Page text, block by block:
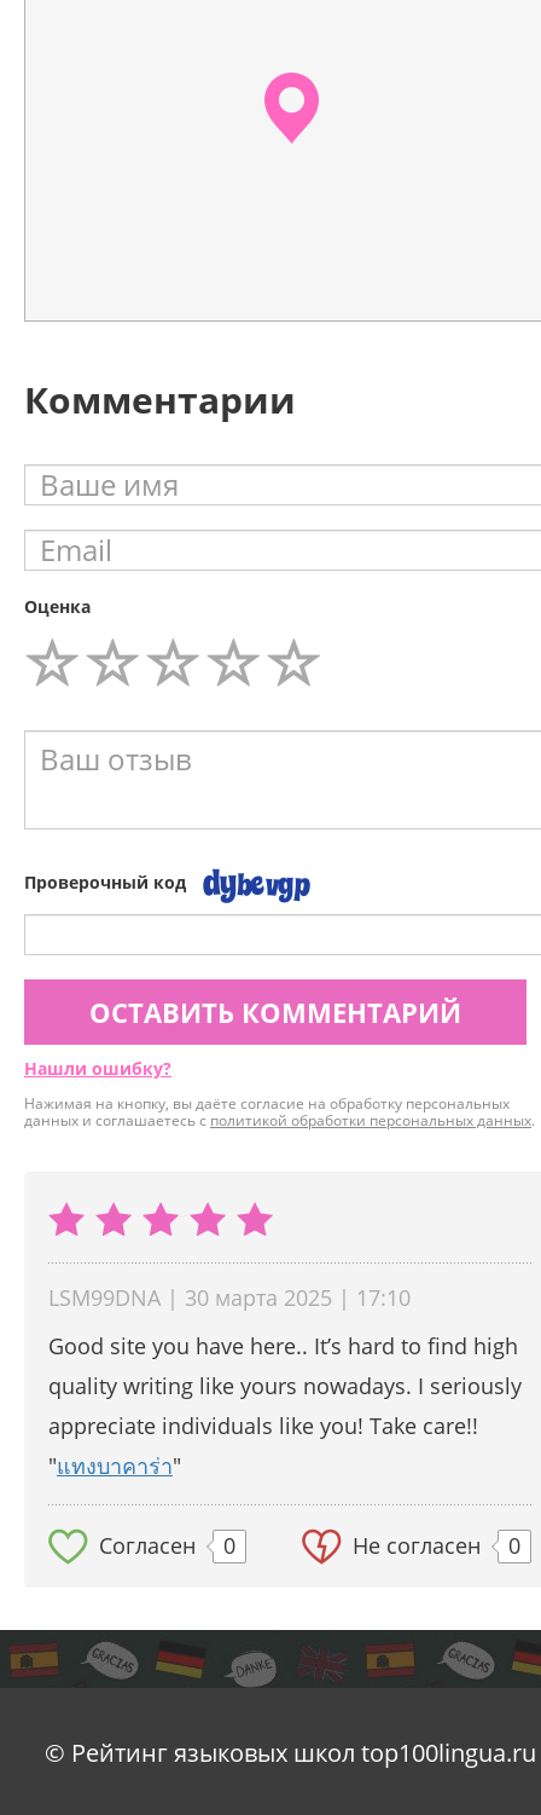
Комментарии
Оценка
Проверочный код
ОСТАВИТЬ КОММЕНТАРИЙ
Нашли ошибку?
Нажимая на кнопку, вы даёте согласие на обработку персональных
данных и соглашаетесь с политикой обработки персональных данных.
LSM99DNA | 30 марта 2025 | 17:10
Good site you have here.. It’s hard to find high
quality writing like yours nowadays. I seriously
appreciate individuals like you! Take care!!
"แทงบาคาร่า"
Согласен 0 Не согласен 0
© Рейтинг языковых школ top100lingua.ru